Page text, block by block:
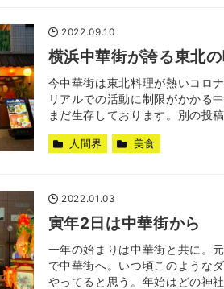
2022.09.10
横浜中華街が誇る東北
今中華街は東北料理が熱いコロ
リアルでの活動に制限がかかる
まだ生存しております。別の投
人間界 美食
2022.01.03
寅年2日は中華街から
一年の始まりは中華街と共に。
で中華街へ。いつ頃このような
やってると思う。年始はどの神